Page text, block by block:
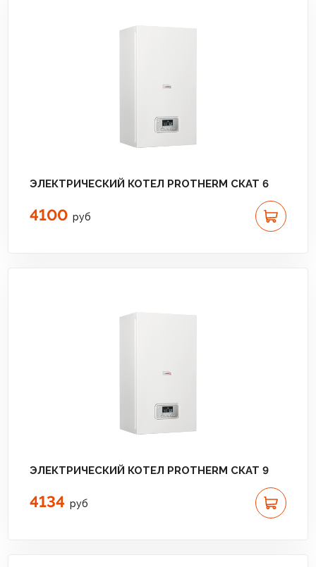
ЭЛЕКТРИЧЕСКИЙ КОТЕЛ PROTHERM СКАТ 6
4100 руб
ЭЛЕКТРИЧЕСКИЙ КОТЕЛ PROTHERM СКАТ 9
4134 руб